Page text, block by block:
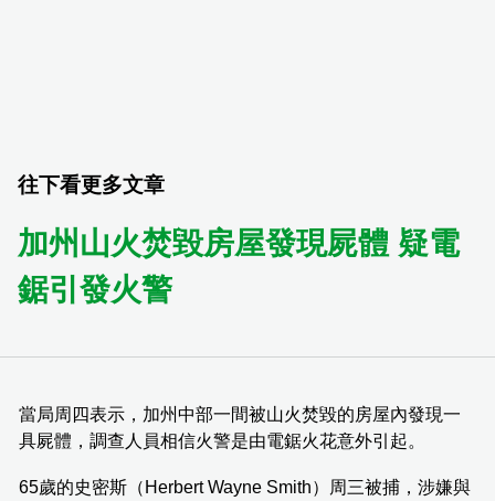
往下看更多文章
加州山火焚毀房屋發現屍體 疑電
鋸引發火警
當局周四表示，加州中部一間被山火焚毀的房屋內發現一
具屍體，調查人員相信火警是由電鋸火花意外引起。
65歲的史密斯（Herbert Wayne Smith）周三被捕，涉嫌與